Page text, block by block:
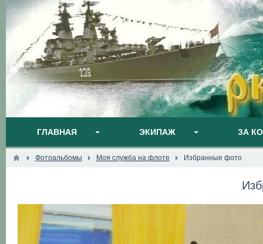
ГЛАВНАЯ ЭКИПАЖ ЗА
Фотоальбомы Моя служба на флоте Избранные фото